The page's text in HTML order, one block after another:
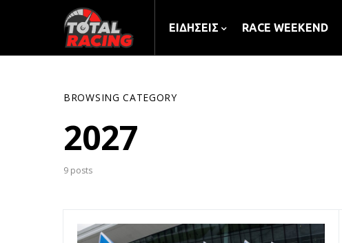
ΕΙΔΉΣΕΙΣ RACE WEEKEND
BROWSING CATEGORY
2027
9 posts